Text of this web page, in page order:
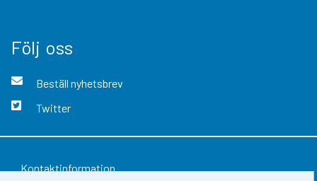
Följ oss
Beställ nyhetsbrev
Twitter
Kontaktinformation